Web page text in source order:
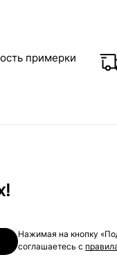
примерки
Нажимая на кнопку
соглашаетесь с